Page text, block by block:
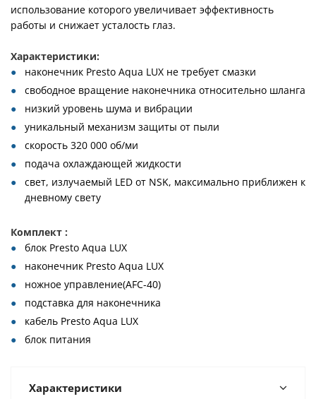
использование которого увеличивает эффективность
работы и снижает усталость глаз.
Характеристики:
наконечник Presto Aqua LUX не требует смазки
свободное вращение наконечника относительно шланга
низкий уровень шума и вибрации
уникальный механизм защиты от пыли
скорость 320 000 об/ми
подача охлаждающей жидкости
свет, излучаемый LED от NSK, максимально приближен к
дневному свету
Комплект :
блок Presto Aqua LUX
наконечник Presto Aqua LUX
ножное управление(AFC-40)
подставка для наконечника
кабель Presto Aqua LUX
блок питания
Характеристики